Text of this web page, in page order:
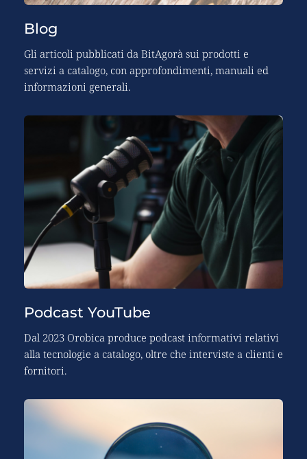
Blog
Gli articoli pubblicati da BitAgorà sui prodotti e
servizi a catalogo, con approfondimenti, manuali ed
informazioni generali.
Podcast YouTube
Dal 2023 Orobica produce podcast informativi relativi
alla tecnologie a catalogo, oltre che interviste a clienti e
fornitori.